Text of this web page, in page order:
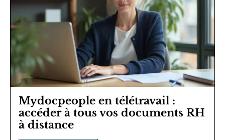
Mydocpeople en télétravail :
accéder à tous vos documents RH
à distance